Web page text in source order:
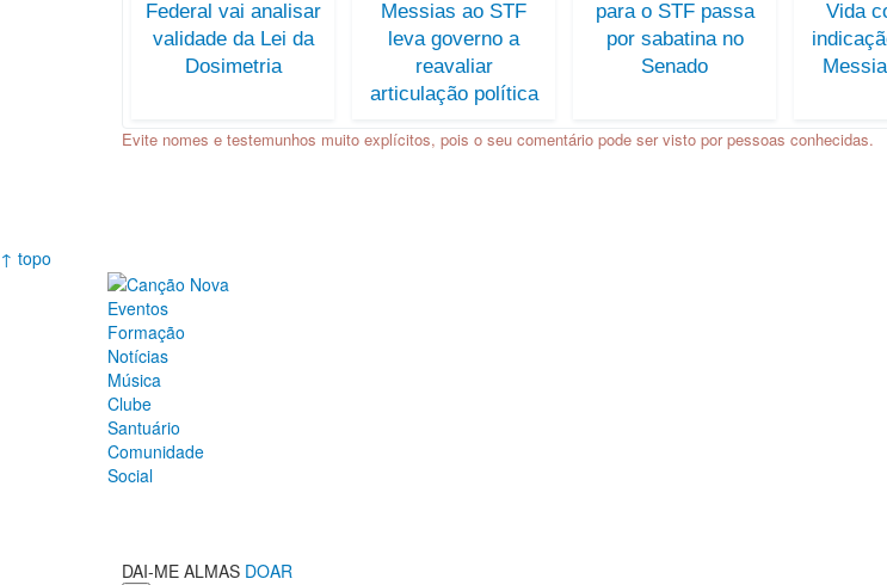
Federal vai analisar
validade da Lei da
Dosimetria
Messias ao STF
leva governo a
reavaliar
articulação política
para o STF passa
por sabatina no
Senado
Vida
Evite nomes e testemunhos muito explícitos, pois o seu comentário pode ser visto por pessoas conhecidas.
↑ topo
Eventos
Formação
Notícias
Música
Clube
Santuário
Comunidade
Social
DAI-ME ALMAS DOAR